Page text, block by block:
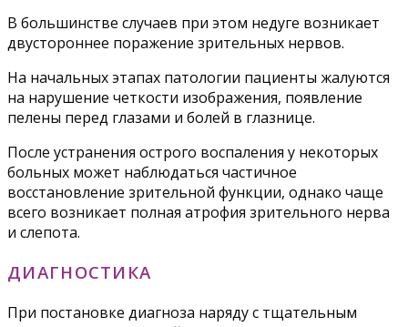
В большинстве случаев при этом недуге возникает
двустороннее поражение зрительных нервов.
На начальных этапах патологии пациенты жалуются
на нарушение четкости изображения, появление
пелены перед глазами и болей в глазнице.
После устранения острого воспаления у некоторых
больных может наблюдаться частичное
восстановление зрительной функции, однако чаще
всего возникает полная атрофия зрительного нерва
и слепота.
ДИАГНОСТИКА
При постановке диагноза наряду с тщательным